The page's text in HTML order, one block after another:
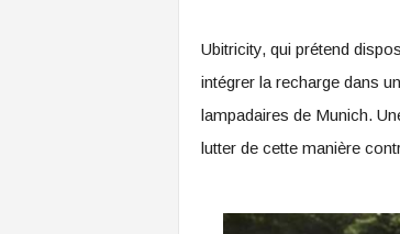
Ubitricity, qui prétend
intégrer la recharge dans un
lampadaires de Munich.
lutter de cette manière